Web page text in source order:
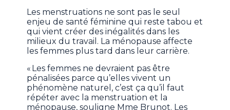
Les menstruations ne sont pas le seul
enjeu de santé féminine qui reste tabou et
qui vient créer des inégalités dans les
milieux du travail. La ménopause affecte
les femmes plus tard dans leur carrière.
« Les femmes ne devraient pas être
pénalisées parce qu’elles vivent un
phénomène naturel, c’est ça qu’il faut
répéter avec la menstruation et la
ménopause, souligne Mme Brunot. Les